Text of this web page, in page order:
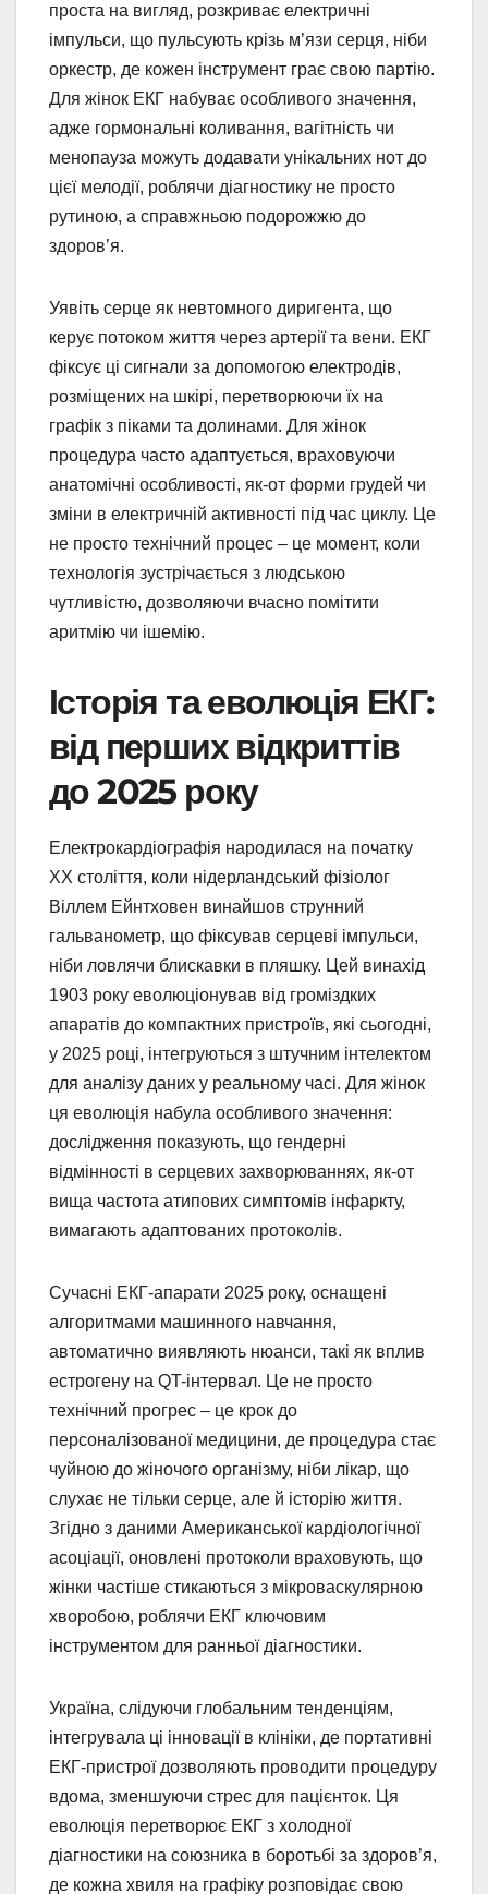
проста на вигляд, розкриває електричні
імпульси, що пульсують крізь м’язи серця, ніби
оркестр, де кожен інструмент грає свою партію.
Для жінок ЕКГ набуває особливого значення,
адже гормональні коливання, вагітність чи
менопауза можуть додавати унікальних нот до
цієї мелодії, роблячи діагностику не просто
рутиною, а справжньою подорожжю до
здоров’я.
Уявіть серце як невтомного диригента, що
керує потоком життя через артерії та вени. ЕКГ
фіксує ці сигнали за допомогою електродів,
розміщених на шкірі, перетворюючи їх на
графік з піками та долинами. Для жінок
процедура часто адаптується, враховуючи
анатомічні особливості, як-от форми грудей чи
зміни в електричній активності під час циклу. Це
не просто технічний процес – це момент, коли
технологія зустрічається з людською
чутливістю, дозволяючи вчасно помітити
аритмію чи ішемію.
Історія та еволюція ЕКГ:
від перших відкриттів
до 2025 року
Електрокардіографія народилася на початку
XX століття, коли нідерландський фізіолог
Віллем Ейнтховен винайшов струнний
гальванометр, що фіксував серцеві імпульси,
ніби ловлячи блискавки в пляшку. Цей винахід
1903 року еволюціонував від громіздких
апаратів до компактних пристроїв, які сьогодні,
у 2025 році, інтегруються з штучним інтелектом
для аналізу даних у реальному часі. Для жінок
ця еволюція набула особливого значення:
дослідження показують, що гендерні
відмінності в серцевих захворюваннях, як-от
вища частота атипових симптомів інфаркту,
вимагають адаптованих протоколів.
Сучасні ЕКГ-апарати 2025 року, оснащені
алгоритмами машинного навчання,
автоматично виявляють нюанси, такі як вплив
естрогену на QT-інтервал. Це не просто
технічний прогрес – це крок до
персоналізованої медицини, де процедура стає
чуйною до жіночого організму, ніби лікар, що
слухає не тільки серце, але й історію життя.
Згідно з даними Американської кардіологічної
асоціації, оновлені протоколи враховують, що
жінки частіше стикаються з мікроваскулярною
хворобою, роблячи ЕКГ ключовим
інструментом для ранньої діагностики.
Україна, слідуючи глобальним тенденціям,
інтегрувала ці інновації в клініки, де портативні
ЕКГ-пристрої дозволяють проводити процедуру
вдома, зменшуючи стрес для пацієнток. Ця
еволюція перетворює ЕКГ з холодної
діагностики на союзника в боротьбі за здоров’я,
де кожна хвиля на графіку розповідає свою